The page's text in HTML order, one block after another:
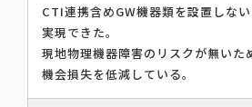
CTI連携含めGW機器類を設置しな
実現できた。
現地物理機器障害のリスクが無いた
機会損失を低減している。